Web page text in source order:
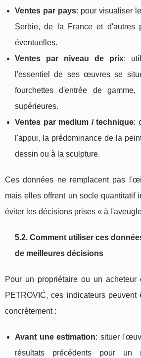
Ventes par pays: pour visualiser
Serbie, de la France et d'autres
éventuelles.
Ventes par niveau de prix:
l'essentiel de ses œuvres se
fourchettes d'entrée de gamme,
supérieures.
Ventes par medium / technique:
l'appui, la prédominance de la
dessin ou à la sculpture.
Ces données ne remplacent pas
mais elles offrent un socle quantitatif
éviter les décisions prises « à
5.2. Comment utiliser ces
de meilleures décisions
Pour un propriétaire ou un
PETROVIĆ, ces indicateurs peuvent
concrètement :
Avant une estimation: situer
résultats précédents pour un